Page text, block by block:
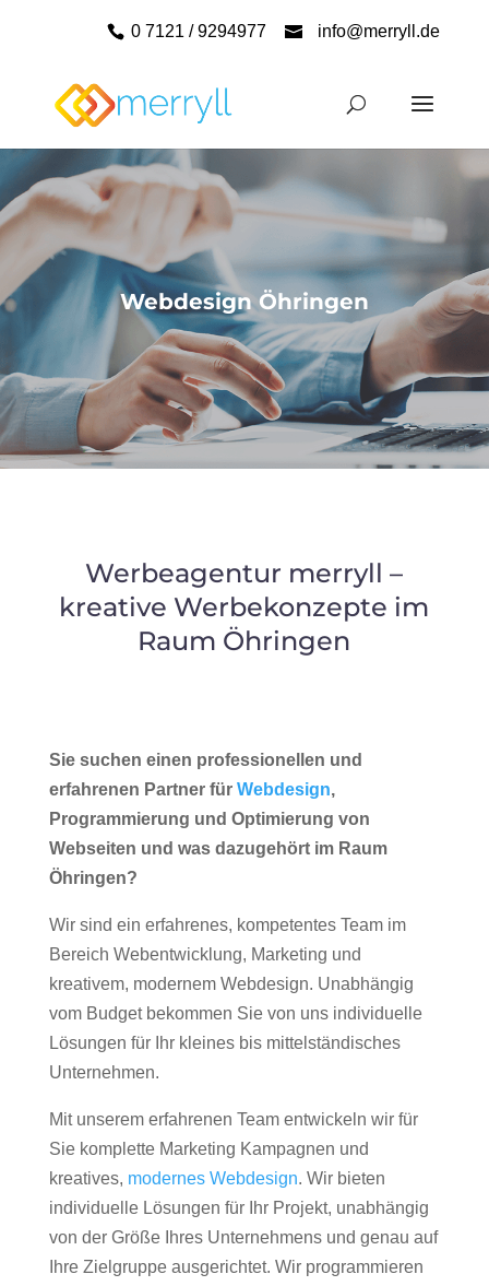
0 7121 / 9294977 info@merryll.de
Webdesign Öhringen
Werbeagentur merryll –
kreative Werbekonzepte im
Raum Öhringen
Sie suchen einen professionellen und
erfahrenen Partner für Webdesign,
Programmierung und Optimierung von
Webseiten und was dazugehört im Raum
Öhringen?
Wir sind ein erfahrenes, kompetentes Team im
Bereich Webentwicklung, Marketing und
kreativem, modernem Webdesign. Unabhängig
vom Budget bekommen Sie von uns individuelle
Lösungen für Ihr kleines bis mittelständisches
Unternehmen.
Mit unserem erfahrenen Team entwickeln wir für
Sie komplette Marketing Kampagnen und
kreatives, modernes Webdesign. Wir bieten
individuelle Lösungen für Ihr Projekt, unabhängig
von der Größe Ihres Unternehmens und genau auf
Ihre Zielgruppe ausgerichtet. Wir programmieren